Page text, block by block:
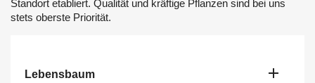
Lebensbaum 
Standort etabliert. Qualität und kräftige Pflanzen sind bei uns
stets oberste Priorität.